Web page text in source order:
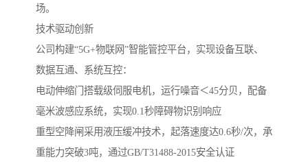
场。
‌技术驱动创新‌
公司构建“5G+物联网”智能管控平台，实现设备互联、
数据互通、系统互控：
电动伸缩门搭载级伺服电机，运行噪音＜45分贝，配备
毫米波感应系统，实现0.1秒障碍物识别响应
重型空降闸采用液压缓冲技术，起落速度达0.6秒/次，承
重能力突破3吨，通过GB/T31488-2015安全认证